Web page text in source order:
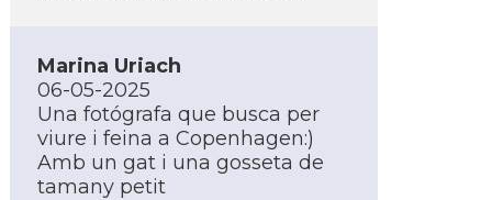
Marina Uriach
06-05-2025
Una fotógrafa que busca per
viure i feina a Copenhagen:)
Amb un gat i una gosseta de
tamany petit